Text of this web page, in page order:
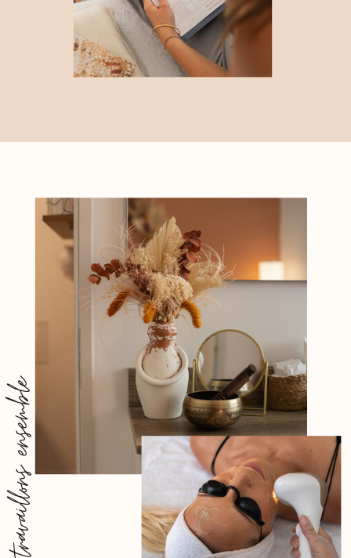
travaillons ensemble